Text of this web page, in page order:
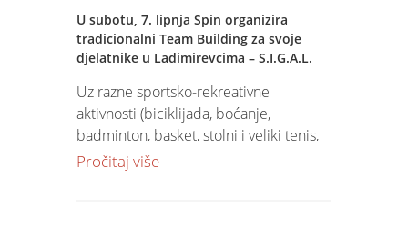
U subotu, 7. lipnja Spin organizira
tradicionalni Team Building za svoje
djelatnike u Ladimirevcima – S.I.G.A.L.
Uz razne sportsko-rekreativne
aktivnosti (biciklijada, boćanje,
badminton, basket, stolni i veliki tenis,
nogomet, kartanje, šah) i degustaciju ića
Pročitaj više